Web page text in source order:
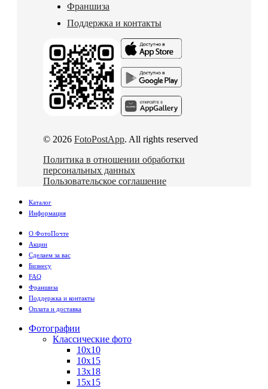
Франшиза
Поддержка и контакты
© 2026 FotoPostApp. All rights reserved
Политика в отношении обработки
персональных данных
Пользовательское соглашение
Каталог
Информация
О ФотоПочте
Акции
Сделаем за вас
Бизнесу
FAQ
Франшиза
Поддержка и контакты
Оплата и доставка
Фотографии
Классические фото
10х10
10х15
13х18
15х15